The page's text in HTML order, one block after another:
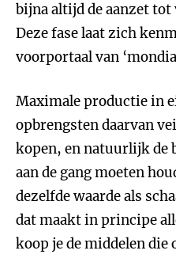
bijna altijd de aanzet tot
Deze fase laat zich
voorportaal van
Maximale productie in
opbrengsten daarvan
kopen, en natuurlijk de
aan de gang moeten
dezelfde waarde als
dat maakt in principe
koop je de middelen die